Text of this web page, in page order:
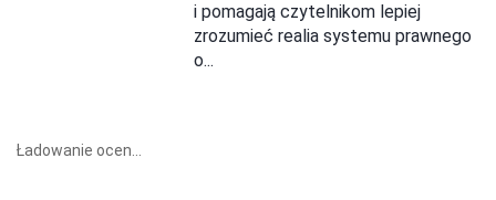
i pomagają czytelnikom lepiej
zrozumieć realia systemu prawnego
o...
Ładowanie ocen...